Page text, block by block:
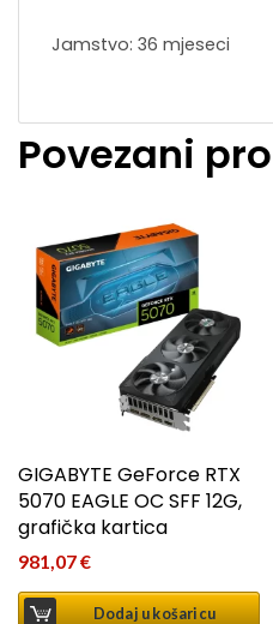
Jamstvo: 36 mjeseci
Povezani
GIGABYTE GeForce RTX
5070 EAGLE OC SFF 12G,
grafička kartica
981,07€
Dodaj u košaricu